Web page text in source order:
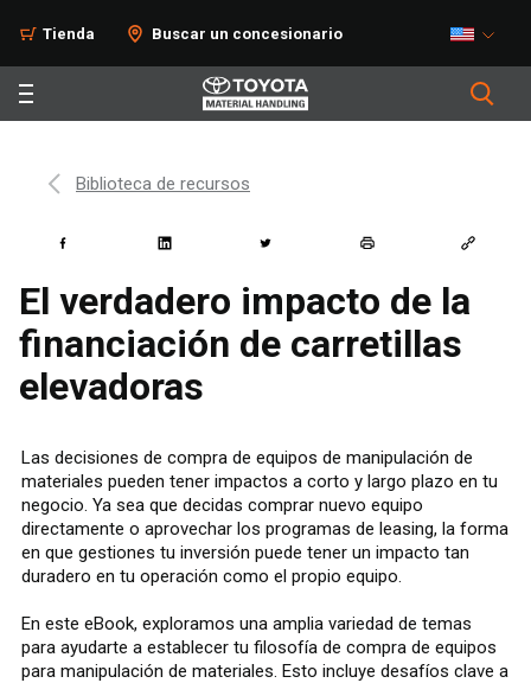
Tienda Buscar un concesionario
Biblioteca de recursos
El verdadero impacto de la
financiación de carretillas
elevadoras
Las decisiones de compra de equipos de manipulación de
materiales pueden tener impactos a corto y largo plazo en tu
negocio. Ya sea que decidas comprar nuevo equipo
directamente o aprovechar los programas de leasing, la forma
en que gestiones tu inversión puede tener un impacto tan
duradero en tu operación como el propio equipo.
En este eBook, exploramos una amplia variedad de temas
para ayudarte a establecer tu filosofía de compra de equipos
para manipulación de materiales. Esto incluye desafíos clave a